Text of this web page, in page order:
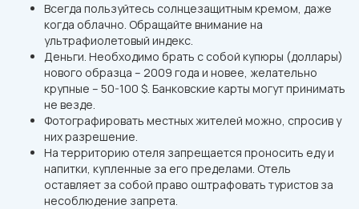
Всегда пользуйтесь солнцезащитным кремом, даже
когда облачно. Обращайте внимание на
ультрафиолетовый индекс.
Деньги. Необходимо брать с собой купюры (доллары)
нового образца – 2009 года и новее, желательно
крупные – 50-100 $. Банковские карты могут принимать
не везде.
Фотографировать местных жителей можно, спросив у
них разрешение.
На территорию отеля запрещается проносить еду и
напитки, купленные за его пределами. Отель
оставляет за собой право оштрафовать туристов за
несоблюдение запрета.